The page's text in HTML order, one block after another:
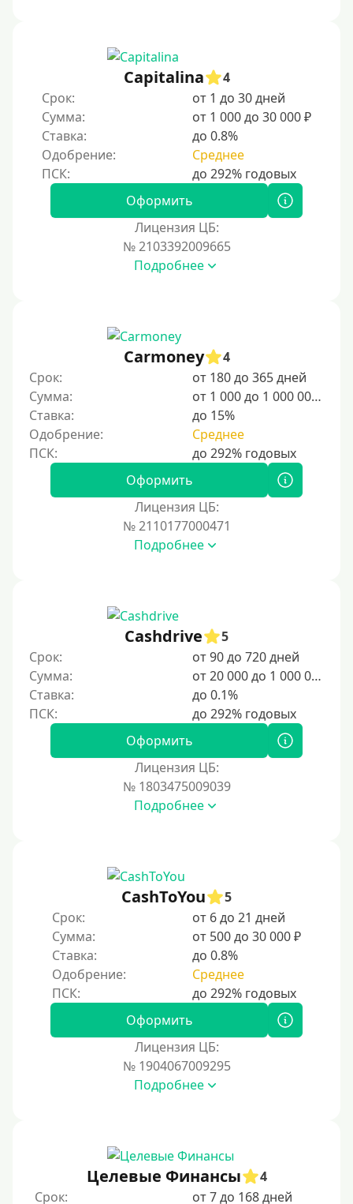
Capitalina
4
Срок:
от 1 до 30 дней
Сумма:
от 1 000 до 30 000 ₽
Ставка:
до 0.8%
Одобрение:
Среднее
Оформить
Лицензия ЦБ:
№ 2103392009665
Подробнее
Carmoney
4
Срок:
от 180 до 365 дней
Сумма:
от 1 000 до 1 000 000 ₽
Ставка:
до 15%
Одобрение:
Среднее
Оформить
Лицензия ЦБ:
№ 2110177000471
Подробнее
Cashdrive
5
Срок:
от 90 до 720 дней
Сумма:
от 20 000 до 1 000 000 ₽
Ставка:
до 0.1%
Оформить
Лицензия ЦБ:
№ 1803475009039
Подробнее
CashToYou
5
Срок:
от 6 до 21 дней
Сумма:
от 500 до 30 000 ₽
Ставка:
до 0.8%
Одобрение:
Среднее
Оформить
Лицензия ЦБ:
№ 1904067009295
Подробнее
Целевые Финансы
4
Срок:
от 7 до 168 дней